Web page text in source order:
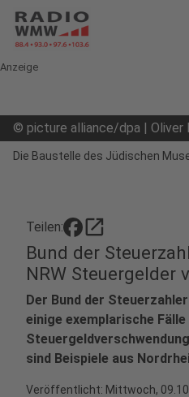
Anzeige
© picture alliance/dpa | Oliver
Die Baustelle des Jüdischen
Teilen: open_in_new
Bund der
NRW Steuergelder
Der Bund der
einige exemplarische
sind Beispiele aus
Veröffentlicht: Mittwoch,